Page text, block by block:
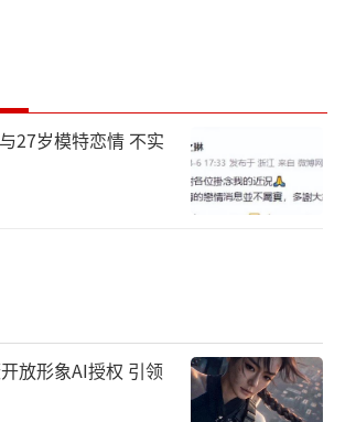
情史丰富，但每段婚姻都以失
次与森林北能否修成正果。
27岁模特恋情 不实
放形象AI授权 引领